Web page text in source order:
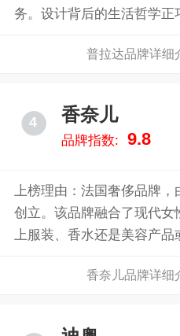
务。设计背后的生活哲学正
完美平衡，不但是时尚潮
普拉达品牌详细
4 香奈儿
品牌指数: 9.8
上榜理由：法国奢侈品牌，
创立。该品牌融合了现代女
上服装、香水还是美容产品
格，如今年营业额超过90亿
香奈儿品牌详细